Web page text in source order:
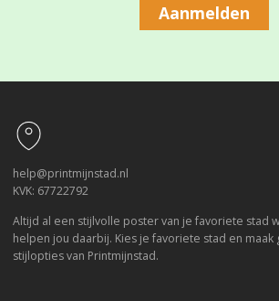
Aanmelden
help@printmijnstad.nl
KVK: 67722792
Altijd al een stijlvolle poster van je favoriete stad
helpen jou daarbij. Kies je favoriete stad en maak
stijlopties van Printmijnstad.